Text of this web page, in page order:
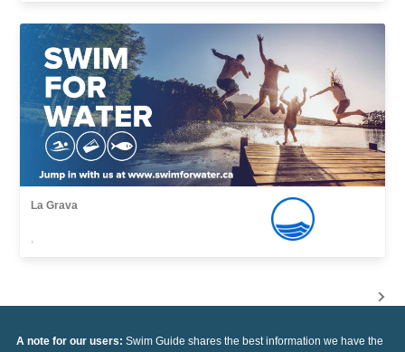
La Grava
,
A note for our users: Swim Guide shares the best information we have the